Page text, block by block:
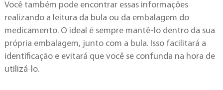
Você também pode encontrar essas informações
realizando a leitura da bula ou da embalagem do
medicamento. O ideal é sempre mantê-lo dentro da sua
própria embalagem, junto com a bula. Isso facilitará a
identificação e evitará que você se confunda na hora de
utilizá-lo.